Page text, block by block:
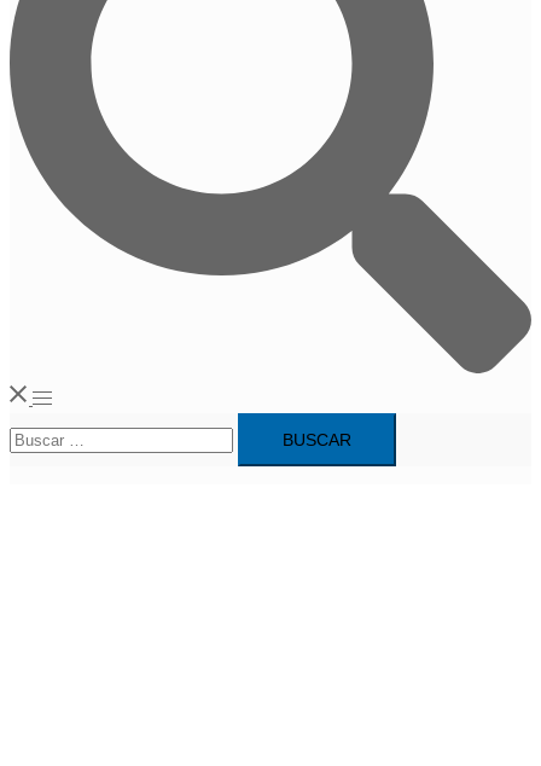
Alternar
menú
Buscar: